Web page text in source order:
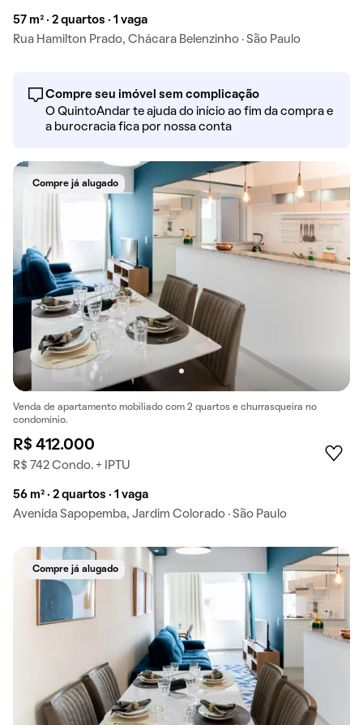
57 m² · 2 quartos · 1 vaga
Rua Hamilton Prado, Chácara Belenzinho · São Paulo
Compre seu imóvel sem complicação
O QuintoAndar te ajuda do início ao fim da compra e
a burocracia fica por nossa conta
Compre já alugado
Venda de apartamento mobiliado com 2 quartos e churrasqueira no
condomínio.
R$ 412.000
R$ 742 Condo. + IPTU
56 m² · 2 quartos · 1 vaga
Avenida Sapopemba, Jardim Colorado · São Paulo
Compre já alugado